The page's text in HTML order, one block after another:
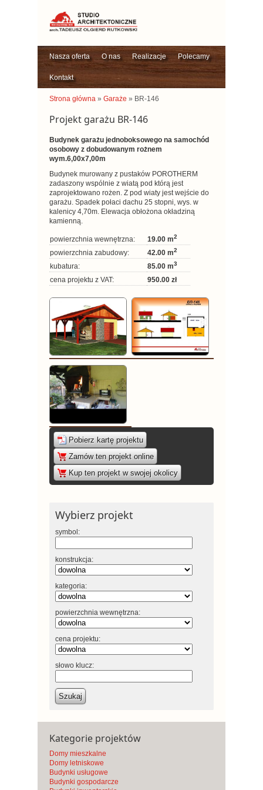
Nasza oferta O nas Realizacje Polecamy
Kontakt
Strona główna » Garaże » BR-146
Projekt garażu BR-146
Budynek garażu jednoboksowego na samochód
osobowy z dobudowanym rożnem
wym.6,00x7,00m
Budynek murowany z pustaków POROTHERM
zadaszony wspólnie z wiatą pod którą jest
zaprojektowano rożen. Z pod wiaty jest wejście do
garażu. Spadek połaci dachu 25 stopni, wys. w
kalenicy 4,70m. Elewacja obłożona okładziną
kamienną.
powierzchnia wewnętrzna: 19.00 m2
powierzchnia zabudowy: 42.00 m2
kubatura: 85.00 m3
cena projektu z VAT: 950.00 zł
Pobierz kartę projektu
Zamów ten projekt online
Kup ten projekt w swojej okolicy
Wybierz projekt
symbol:
konstrukcja:
kategoria:
powierzchnia wewnętrzna:
cena projektu:
słowo klucz:
Szukaj
Kategorie projektów
Domy mieszkalne
Domy letniskowe
Budynki usługowe
Budynki gospodarcze